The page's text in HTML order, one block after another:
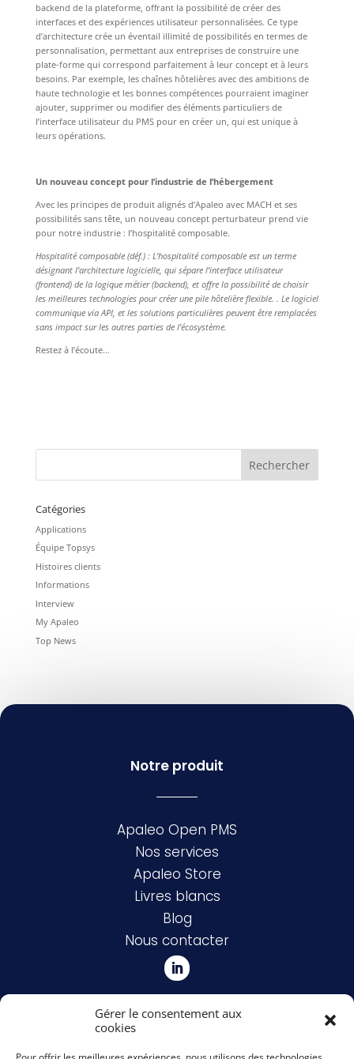
Gérer le consentement aux
cookies
backend de la plateforme, offrant la possibilité de créer des
interfaces et des expériences utilisateur personnalisées. Ce type
d’architecture crée un éventail illimité de possibilités en termes de
personnalisation, permettant aux entreprises de construire une
plate-forme qui correspond parfaitement à leur concept et à leurs
besoins. Par exemple, les chaînes hôtelières avec des ambitions de
haute technologie et les bonnes compétences pourraient imaginer
ajouter, supprimer ou modifier des éléments particuliers de
l’interface utilisateur du PMS pour en créer un, qui est unique à
leurs opérations.
Un nouveau concept pour l’industrie de l’hébergement
Avec les principes de produit alignés d’Apaleo avec MACH et ses
possibilités sans tête, un nouveau concept perturbateur prend vie
pour notre industrie : l’hospitalité composable.
Hospitalité composable (déf.) : L’hospitalité composable est un terme
désignant l’architecture logicielle, qui sépare l’interface utilisateur
(frontend) de la logique métier (backend), et offre la possibilité de choisir
les meilleures technologies pour créer une pile hôtelière flexible. . Le logiciel
communique via API, et les solutions particulières peuvent être remplacées
sans impact sur les autres parties de l’écosystème.
Restez à l’écoute…
Catégories
Applications
Équipe Topsys
Histoires clients
Informations
Interview
My Apaleo
Top News
Notre produit
Apaleo Open PMS
Nos services
Apaleo Store
Livres blancs
Blog
Nous contacter
Politique de confidentialités